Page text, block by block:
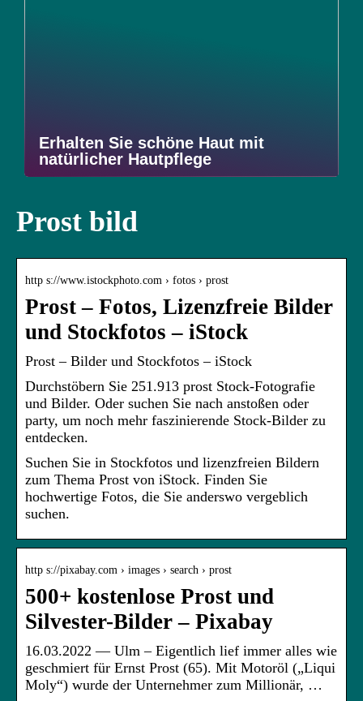
Erhalten Sie schöne Haut mit
natürlicher Hautpflege
Prost bild
http s://www.istockphoto.com › fotos › prost
Prost – Fotos, Lizenzfreie Bilder
und Stockfotos – iStock
Prost – Bilder und Stockfotos – iStock
Durchstöbern Sie 251.913 prost Stock-Fotografie
und Bilder. Oder suchen Sie nach anstoßen oder
party, um noch mehr faszinierende Stock-Bilder zu
entdecken.
Suchen Sie in Stockfotos und lizenzfreien Bildern
zum Thema Prost von iStock. Finden Sie
hochwertige Fotos, die Sie anderswo vergeblich
suchen.
http s://pixabay.com › images › search › prost
500+ kostenlose Prost und
Silvester-Bilder – Pixabay
16.03.2022 — Ulm – Eigentlich lief immer alles wie
geschmiert für Ernst Prost (65). Mit Motoröl („Liqui
Moly“) wurde der Unternehmer zum Millionär, …